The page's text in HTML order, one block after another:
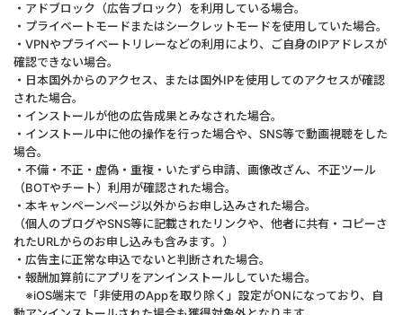
・アドブロック（広告ブロック）を利用している場合。
・プライベートモードまたはシークレットモードを使用していた場合。
・VPNやプライベートリレーなどの利用により、ご自身のIPアドレスが
確認できない場合。
・日本国外からのアクセス、または国外IPを使用してのアクセスが確認
された場合。
・インストールが他の広告成果とみなされた場合。
・インストール中に他の操作を行った場合や、SNS等で動画視聴をした
場合。
・不備・不正・虚偽・重複・いたずら申請、画像改ざん、不正ツール
（BOTやチート）利用が確認された場合。
・本キャンペーンページ以外からお申し込みされた場合。
（個人のブログやSNS等に記載されたリンクや、他者に共有・コピーさ
れたURLからのお申し込みも含みます。）
・広告主に正常な申込でないと判断された場合。
・報酬加算前にアプリをアンインストールしていた場合。
※iOS端末で「非使用のAppを取り除く」設定がONになっており、自